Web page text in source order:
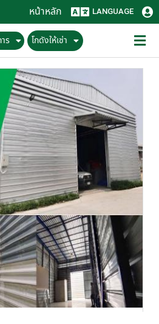
หน้าหลัก LANGUAGE
ร โกดังให้เช่า